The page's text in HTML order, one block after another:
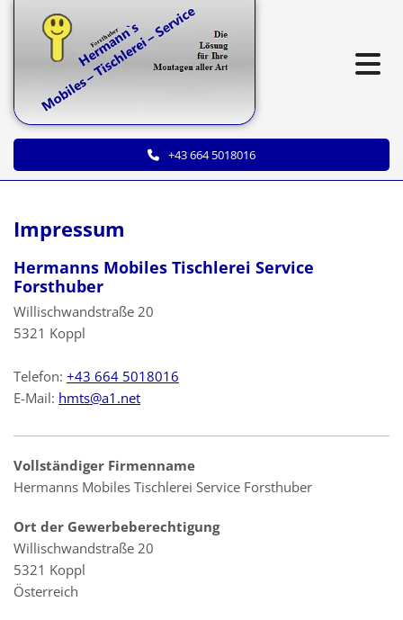
+43 664 5018016
Impressum
Hermanns Mobiles Tischlerei Service
Forsthuber
Willischwandstraße 20
5321 Koppl
Telefon: +43 664 5018016
E-Mail: hmts@a1.net
Vollständiger Firmenname
Hermanns Mobiles Tischlerei Service Forsthuber
Ort der Gewerbeberechtigung
Willischwandstraße 20
5321 Koppl
Österreich